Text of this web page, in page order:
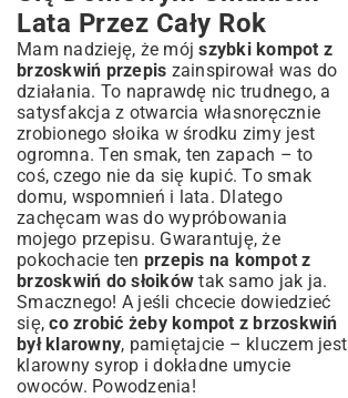
Lata Przez Cały Rok
Mam nadzieję, że mójszybki kompot z
brzoskwiń przepis zainspirował was do
działania. To naprawdę nic trudnego, a
satysfakcja z otwarcia własnoręcznie
zrobionego słoika w środku zimy jest
ogromna. Ten smak, ten zapach – to
coś, czego nie da się kupić. To smak
domu, wspomnień i lata. Dlatego
zachęcam was do wypróbowania
mojego przepisu. Gwarantuję, że
pokochacie ten przepis na kompot z
brzoskwiń do słoików tak samo jak ja.
Smacznego! A jeśli chcecie dowiedzieć
się,co zrobić żeby kompot z brzoskwiń
był klarowny, pamiętajcie – kluczem jest
klarowny syrop i dokładne umycie
owoców. Powodzenia!